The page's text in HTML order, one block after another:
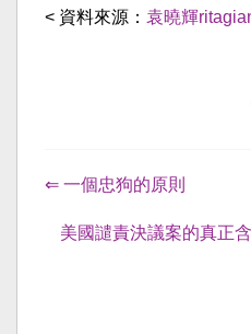
< 資料來源： 袁曉輝
⇐ 一個忠狗的原則
美國譴責決議案的真正